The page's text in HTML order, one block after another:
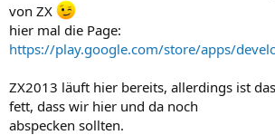
von ZX
hier mal die Page:
https://play.google.com/store/apps/
ZX2013 läuft hier bereits, allerdings ist
fett, dass wir hier und da noch
abspecken sollten.